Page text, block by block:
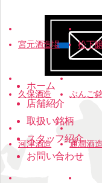
宮元酒造場 松下
久保酒造 ぶんご
河津酒造 通潤酒造
ホーム
店舗紹介
取扱い銘柄
スタッフ紹介
お問い合わせ